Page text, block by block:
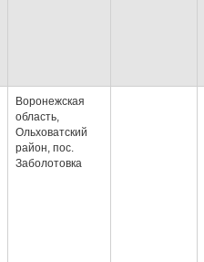
Воронежская
область,
Ольховатский
район, пос.
Заболотовка